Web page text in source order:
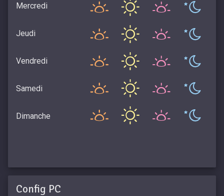
Mercredi
Jeudi
Vendredi
Samedi
Dimanche
Config PC